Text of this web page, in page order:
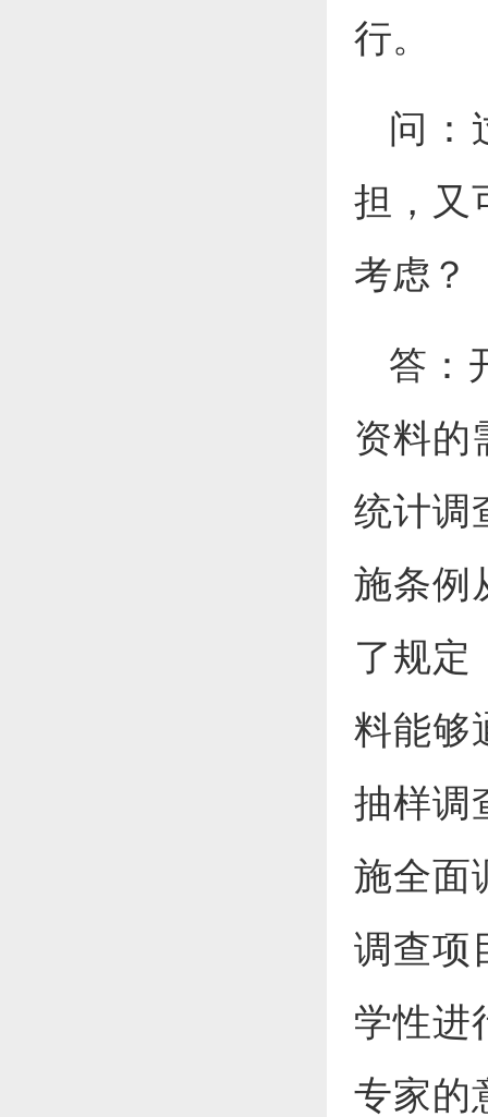
行。
问：
担，又
考虑？
答：
资料的
统计调
施条例
了规定
料能够
抽样调
施全面
调查项
学性进
专家的